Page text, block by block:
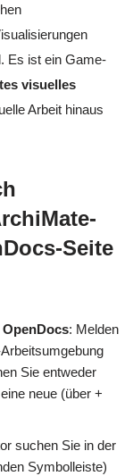
Es ist ein Game-
visuelles
Arbeit hinaus
Seite
: Melden
Sie entweder
neue (über +
suchen Sie in der
Symbolleiste)